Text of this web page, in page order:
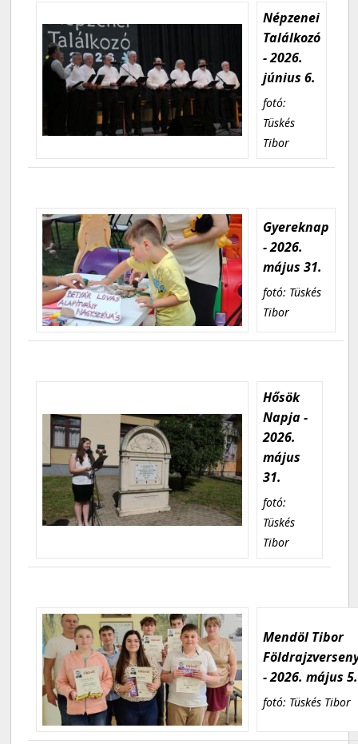
Népzenei
Találkozó
- 2026.
június 6.
fotó:
Tüskés
Tibor
Gyereknap
- 2026.
május 31.
fotó: Tüskés
Tibor
Hősök
Napja -
2026.
május
31.
fotó:
Tüskés
Tibor
Mendöl Tibor
- 2026. május 5.
fotó: Tüskés Tibor